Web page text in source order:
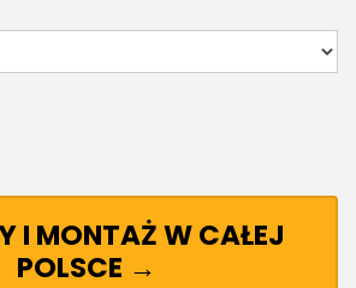
I MONTAŻ W CAŁEJ
POLSCE →